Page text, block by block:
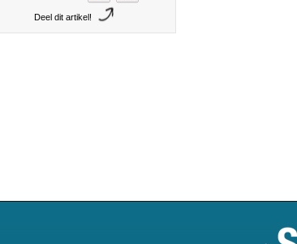
Deel dit artikel!